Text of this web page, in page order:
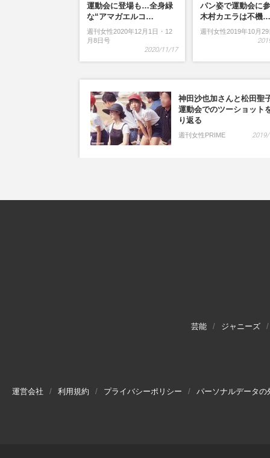
運動会に登場も…全身緑
な“アマガエルコ…
週刊女性2020年12月1日・12
月8日号
2020/11/17
パン姿で運動会に
木村カエラは不機…
週刊女性2019年10月
神田沙也加さんと松田聖
運動会でのツーショット
り返る
週刊女性PRIME
芸能 ジャニーズ
運営会社 利用規約 プライバシーポリシー パーソナルデータの